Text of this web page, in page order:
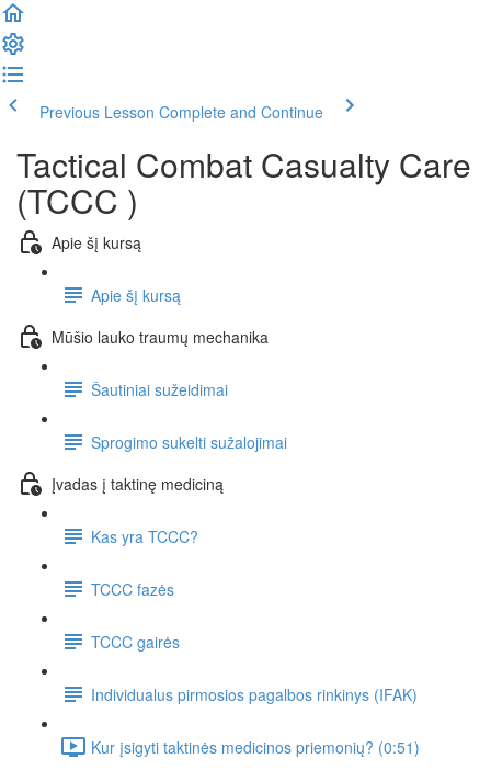
Previous Lesson Complete and Continue
Tactical Combat Casualty Care
(TCCC )
Apie šį kursą
Apie šį kursą
Mūšio lauko traumų mechanika
Šautiniai sužeidimai
Sprogimo sukelti sužalojimai
Įvadas į taktinę mediciną
Kas yra TCCC?
TCCC fazės
TCCC gairės
Individualus pirmosios pagalbos rinkinys (IFAK)
Kur įsigyti taktinės medicinos priemonių? (0:51)